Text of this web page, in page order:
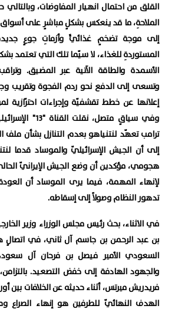
القلق من احتمال انهيار المفاوضات،
الملاحةِ، ما قد ينعكس بشكلٍ مباشرٍ على أسواق
إلى موجة تضخمٍ غذائيٍّ وأزماتِ جوعٍ
المستوردةِ للغذاء، لا سيّما تلك التي تعتمد
الأسمدة والطاقة الآتية عبر المضيق.
وتسعى إلى الدفع نحو ردم الفجوة وتقريب
إعلانها عن خطط تقشفيّة وإجراءات احترّازية
وفي سياقٍ متصل،
ترامب تعهّد لنتنياهو بعدم التنازل بشأن ملف
إلى أن الجيش الإسرائيليّ والموساد قدما
هجومي، مؤكدين أن وضع الجيش الإيرانيّ
لإنهاء المهمة، فيما يرى الموساد أن
تدهور النظام وصولاً إلى إسقاطه.
في الاثناء، بحث رئيس مجلس الوزراء وزير
بن عبد الرحمن بن جاسم آل ثاني، في اتصالٍ
السعودي الأمير فيصل بن فرحان آل
والجهود الهادفة إلى خفض التصعيد.
فريدريش ميرتس، أثناء حديثه عن الخلافات بين
الهدف النهائيّ للطرفين هو إنهاء الصراع